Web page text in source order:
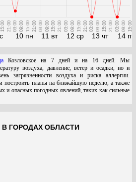
15:00 21:00
10 пн
03:00 09:00 15:00 21:00
11 вт
03:00 09:00 15:00 21:00
12 ср
03:00 09:00 15:00 21:00
13 чт
03:00 09:00 15:00 21:00
14 пт
03:00 09:00 15:00
Козловское на 7 дней и на 16 дней. Мы
воздуха, давление, ветер и осадки, но и
загрязненности воздуха и риска аллергии.
построить планы на ближайшую неделю, а также
и опасных погодных явлений, таких как сильные
В ГОРОДАХ ОБЛАСТИ